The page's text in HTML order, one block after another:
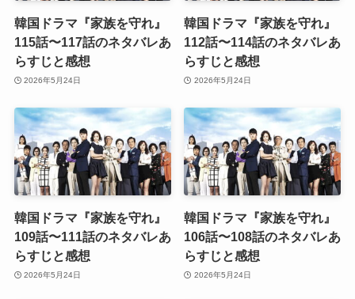
韓国ドラマ『家族を守れ』
115話〜117話のネタバレあ
らすじと感想
2026年5月24日
韓国ドラマ『家族を守れ』
112話〜114話のネタバレあ
らすじと感想
2026年5月24日
韓国ドラマ『家族を守れ』
109話〜111話のネタバレあ
らすじと感想
2026年5月24日
韓国ドラマ『家族を守れ』
106話〜108話のネタバレあ
らすじと感想
2026年5月24日